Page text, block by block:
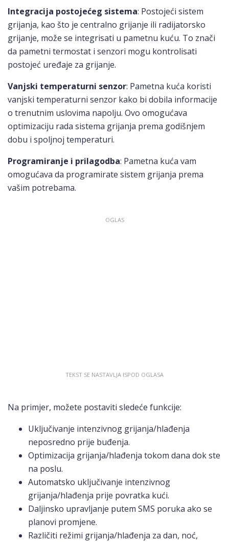
Integracija postojećeg sistema: Postojeći sistem
grijanja, kao što je centralno grijanje ili radijatorsko
grijanje, može se integrisati u pametnu kuću. To znači
da pametni termostat i senzori mogu kontrolisati
postojeć uređaje za grijanje.
Vanjski temperaturni senzor: Pametna kuća koristi
vanjski temperaturni senzor kako bi dobila informacije
o trenutnim uslovima napolju. Ovo omogućava
optimizaciju rada sistema grijanja prema godišnjem
dobu i spoljnoj temperaturi.
Programiranje i prilagodba: Pametna kuća vam
omogućava da programirate sistem grijanja prema
vašim potrebama.
Na primjer, možete postaviti sledeće funkcije:
Uključivanje intenzivnog grijanja/hlađenja
neposredno prije buđenja.
Optimizacija grijanja/hlađenja tokom dana dok ste
na poslu.
Automatsko uključivanje intenzivnog
grijanja/hlađenja prije povratka kući.
Daljinsko upravljanje putem SMS poruka ako se
planovi promjene.
Različiti režimi grijanja/hlađenja za dan, noć,